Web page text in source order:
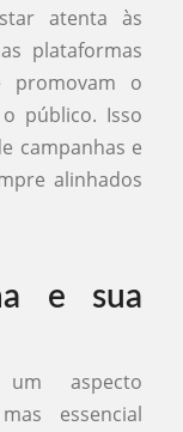
atenta às
plataformas
promovam o
público. Isso
campanhas e
alinhados
e sua
aspecto
essencial